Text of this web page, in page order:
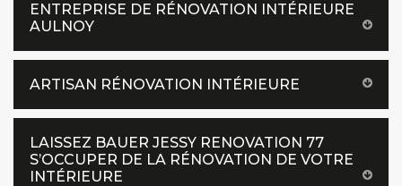
ENTREPRISE DE RÉNOVATION INTÉRIEURE
AULNOY
ARTISAN RÉNOVATION INTÉRIEURE
LAISSEZ BAUER JESSY RENOVATION 77
S’OCCUPER DE LA RÉNOVATION DE VOTRE
INTÉRIEURE